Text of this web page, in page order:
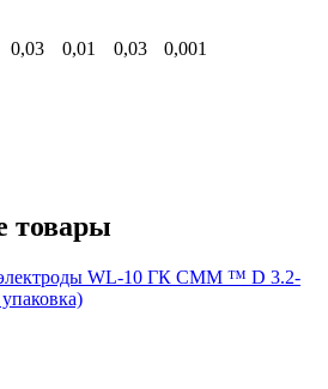
0,03 0,01 0,03 0,001
товары